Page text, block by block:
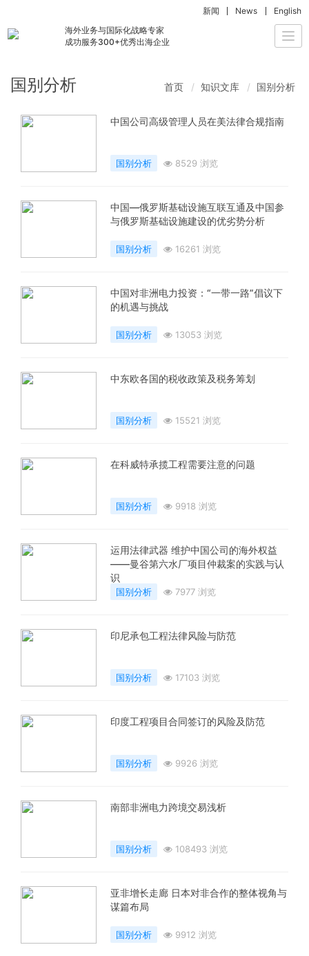
海外业务与国际化战略专家
成功服务300+优秀出海企业
新闻 News English
国别分析 首页 知识文库 国别分析
中国公司高级管理人员在美法律合规指南
国别分析 8529 浏览
中国—俄罗斯基础设施互联互通及中国参
与俄罗斯基础设施建设的优劣势分析
国别分析 16261 浏览
中国对非洲电力投资：“一带一路”倡议下
的机遇与挑战
国别分析 13053 浏览
中东欧各国的税收政策及税务筹划
国别分析 15521 浏览
在科威特承揽工程需要注意的问题
国别分析 9918 浏览
运用法律武器 维护中国公司的海外权益
——曼谷第六水厂项目仲裁案的实践与认
识
国别分析 7977 浏览
印尼承包工程法律风险与防范
国别分析 17103 浏览
印度工程项目合同签订的风险及防范
国别分析 9926 浏览
南部非洲电力跨境交易浅析
国别分析 108493 浏览
亚非增长走廊 日本对非合作的整体视角与
谋篇布局
国别分析 9912 浏览